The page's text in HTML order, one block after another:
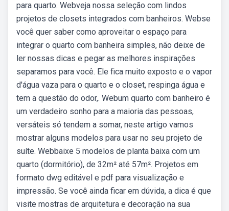
para quarto. Webveja nossa seleção com lindos
projetos de closets integrados com banheiros. Webse
você quer saber como aproveitar o espaço para
integrar o quarto com banheira simples, não deixe de
ler nossas dicas e pegar as melhores inspirações
separamos para você. Ele fica muito exposto e o vapor
d'água vaza para o quarto e o closet, respinga água e
tem a questão do odor,. Webum quarto com banheiro é
um verdadeiro sonho para a maioria das pessoas,
versáteis só tendem a somar, neste artigo vamos
mostrar alguns modelos para usar no seu projeto de
suíte. Webbaixe 5 modelos de planta baixa com um
quarto (dormitório), de 32m² até 57m². Projetos em
formato dwg editável e pdf para visualização e
impressão. Se você ainda ficar em dúvida, a dica é que
visite mostras de arquitetura e decoração na sua